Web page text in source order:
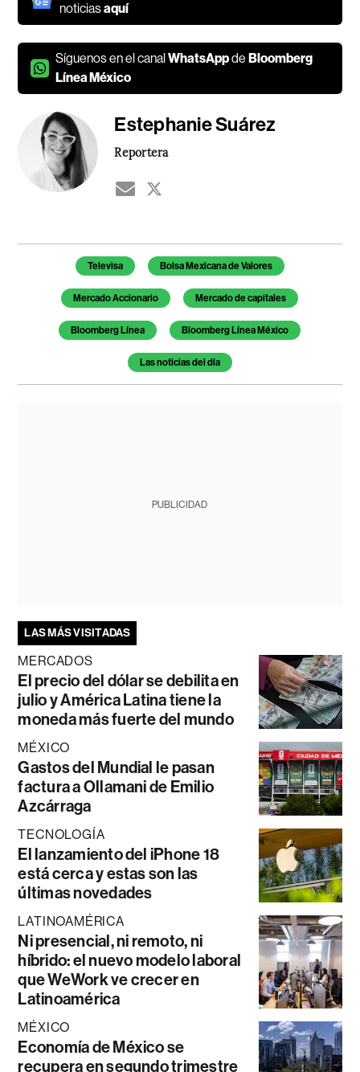
noticiasaquí
Síguenos en el canalWhatsAppde Bloomberg
Línea México
Estephanie Suárez
Reportera
Temas de este artículo
Televisa Bolsa Mexicana de Valores
Mercado Accionario Mercado de capitales
Bloomberg Línea Bloomberg Línea México
Las noticias del día
PUBLICIDAD
LAS MÁS VISITADAS
MERCADOS
El precio del dólar se debilita en
julio y América Latina tiene la
moneda más fuerte del mundo
MÉXICO
Gastos del Mundial le pasan
factura a Ollamani de Emilio
Azcárraga
TECNOLOGÍA
El lanzamiento del iPhone 18
está cerca y estas son las
últimas novedades
LATINOAMÉRICA
Ni presencial, ni remoto, ni
híbrido: el nuevo modelo laboral
que WeWork ve crecer en
Latinoamérica
MÉXICO
Economía de México se
recupera en segundo trimestre